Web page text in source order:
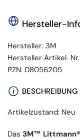
Hersteller-
Hersteller: 3M
Hersteller Artikel-
PZN: 08056205
BESCHREIBUNG
Artikelzustand: Neu
Das 3M™